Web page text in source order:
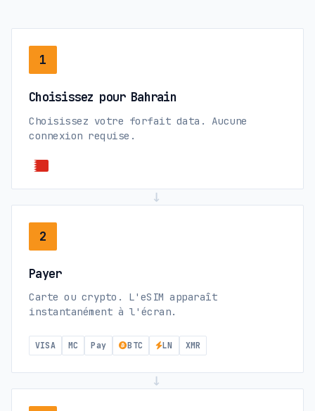
1
Choisissez pour Bahrain
Choisissez votre forfait data. Aucune
connexion requise.
2
Payer
Carte ou crypto. L'eSIM apparaît
instantanément à l'écran.
VISA MC Pay BTC LN XMR
→